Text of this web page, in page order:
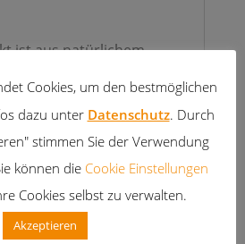
ist aus natürlichem,
wächst nach und ist
Cookies, um den bestmöglichen
dazu unter Datenschutz. Durch
stimmen Sie der Verwendung
können die Cookie Einstellungen
Cookies selbst zu verwalten.
Akzeptieren